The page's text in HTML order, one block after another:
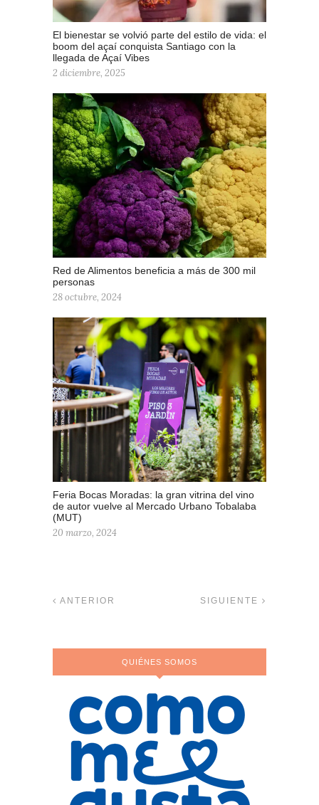
El bienestar se volvió parte del estilo de vida: el
boom del açaí conquista Santiago con la
llegada de Açaí Vibes
2 diciembre, 2025
Red de Alimentos beneficia a más de 300 mil
personas
28 octubre, 2024
Feria Bocas Moradas: la gran vitrina del vino
de autor vuelve al Mercado Urbano Tobalaba
(MUT)
20 marzo, 2024
ANTERIOR SIGUIENTE
QUIÉNES SOMOS